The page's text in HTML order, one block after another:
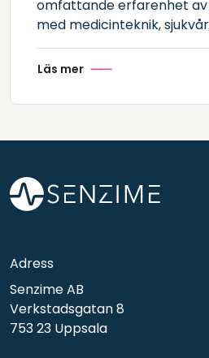
omfattande erfarenhet
med medicinteknik,
Läs mer
Adress
Senzime AB
Verkstadsgatan 8
753 23 Uppsala